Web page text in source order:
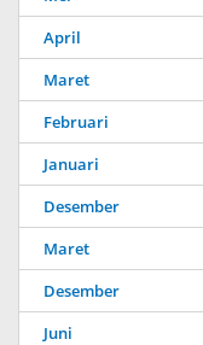
April
Maret
Februari
Januari
Desember
Maret
Desember
Juni